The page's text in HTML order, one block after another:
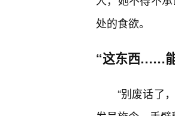
处的食欲。
“这东西……能
“别废话了